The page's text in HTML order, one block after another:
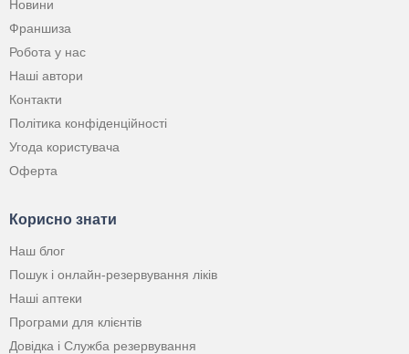
Новини
Франшиза
Робота у нас
Наші автори
Контакти
Політика конфіденційності
Угода користувача
Оферта
Корисно знати
Наш блог
Пошук і онлайн-резервування ліків
Наші аптеки
Програми для клієнтів
Довідка і Служба резервування